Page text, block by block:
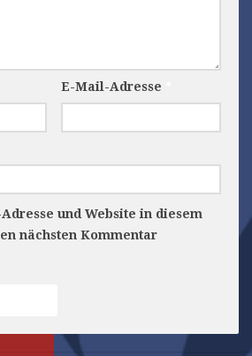
E-Mail-Adresse
und Website in diesem
nächsten Kommentar